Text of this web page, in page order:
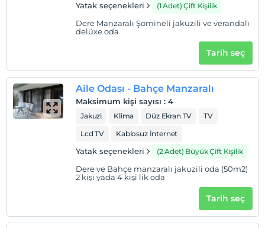
2 yaşına kadar olan bebekler ücretsizdir.
Yatak seçenekleri (1 Adet) Çift Kişilik
Dere Manzaralı Şömineli jakuzili ve verandalı
delüxe oda
Tarih seç
Aile Odası - Bahçe Manzaralı
Maksimum kişi sayısı : 4
Jakuzi Klima Düz Ekran TV
TV
Lcd TV
Kablosuz İnternet
Yatak seçenekleri (2 Adet) Büyük Çift Kişilik
Dere ve Bahçe manzaralı jakuzili oda (50m2)
2 kişi yada 4 kişi lik oda
Tarih seç